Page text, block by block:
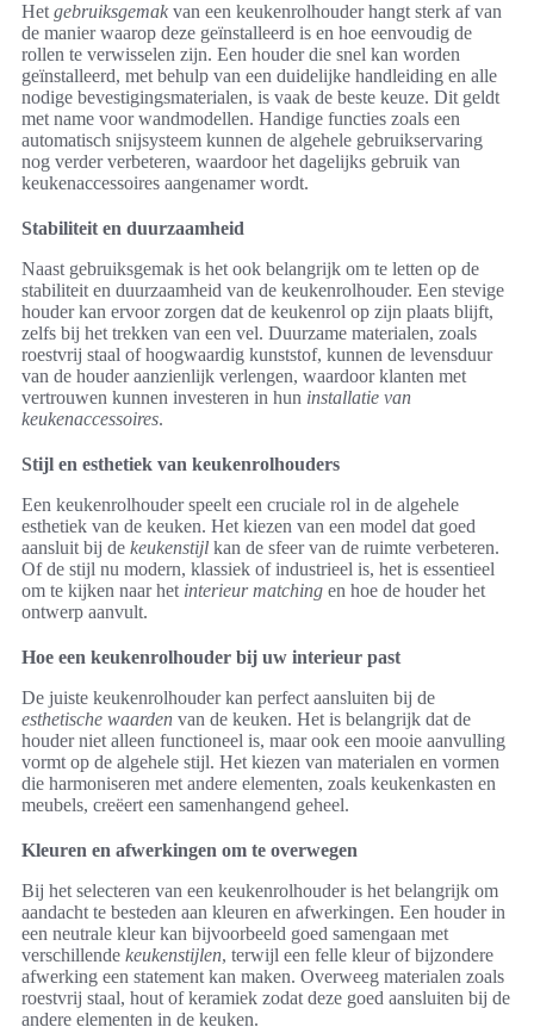
Het gebruiksgemak van een keukenrolhouder hangt sterk af van
de manier waarop deze geïnstalleerd is en hoe eenvoudig de
rollen te verwisselen zijn. Een houder die snel kan worden
geïnstalleerd, met behulp van een duidelijke handleiding en alle
nodige bevestigingsmaterialen, is vaak de beste keuze. Dit geldt
met name voor wandmodellen. Handige functies zoals een
automatisch snijsysteem kunnen de algehele gebruikservaring
nog verder verbeteren, waardoor het dagelijks gebruik van
keukenaccessoires aangenamer wordt.
Stabiliteit en duurzaamheid
Naast gebruiksgemak is het ook belangrijk om te letten op de
stabiliteit en duurzaamheid van de keukenrolhouder. Een stevige
houder kan ervoor zorgen dat de keukenrol op zijn plaats blijft,
zelfs bij het trekken van een vel. Duurzame materialen, zoals
roestvrij staal of hoogwaardig kunststof, kunnen de levensduur
van de houder aanzienlijk verlengen, waardoor klanten met
vertrouwen kunnen investeren in hun installatie van
keukenaccessoires.
Stijl en esthetiek van keukenrolhouders
Een keukenrolhouder speelt een cruciale rol in de algehele
esthetiek van de keuken. Het kiezen van een model dat goed
aansluit bij de keukenstijl kan de sfeer van de ruimte verbeteren.
Of de stijl nu modern, klassiek of industrieel is, het is essentieel
om te kijken naar het interieur matching en hoe de houder het
ontwerp aanvult.
Hoe een keukenrolhouder bij uw interieur past
De juiste keukenrolhouder kan perfect aansluiten bij de
esthetische waarden van de keuken. Het is belangrijk dat de
houder niet alleen functioneel is, maar ook een mooie aanvulling
vormt op de algehele stijl. Het kiezen van materialen en vormen
die harmoniseren met andere elementen, zoals keukenkasten en
meubels, creëert een samenhangend geheel.
Kleuren en afwerkingen om te overwegen
Bij het selecteren van een keukenrolhouder is het belangrijk om
aandacht te besteden aan kleuren en afwerkingen. Een houder in
een neutrale kleur kan bijvoorbeeld goed samengaan met
verschillende keukenstijlen, terwijl een felle kleur of bijzondere
afwerking een statement kan maken. Overweeg materialen zoals
roestvrij staal, hout of keramiek zodat deze goed aansluiten bij de
andere elementen in de keuken.